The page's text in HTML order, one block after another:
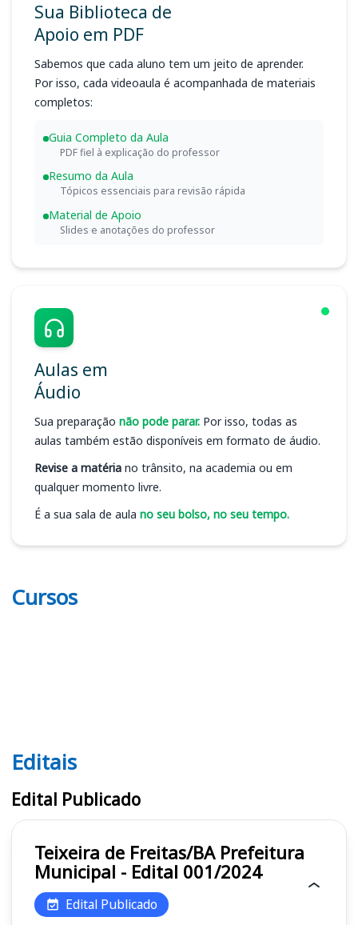
Sua Biblioteca de
Apoio em PDF
Sabemos que cada aluno tem um jeito de aprender.
Por isso, cada videoaula é acompanhada de materiais
completos:
Guia Completo da Aula
PDF fiel à explicação do professor
Resumo da Aula
Tópicos essenciais para revisão rápida
Material de Apoio
Slides e anotações do professor
Aulas em
Áudio
Sua preparação não pode parar. Por isso, todas as
aulas também estão disponíveis em formato de áudio.
Revise a matéria no trânsito, na academia ou em
qualquer momento livre.
É a sua sala de aula no seu bolso, no seu tempo.
Cursos
Editais
Editais
Edital Publicado
Teixeira de Freitas/BA Prefeitura
Municipal - Edital 001/2024
Edital Publicado